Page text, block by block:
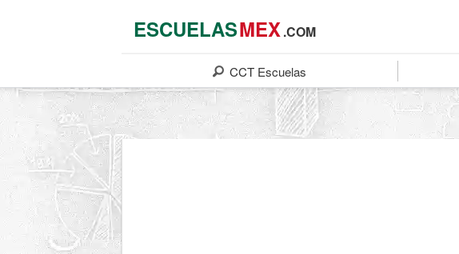
ESCUELASMEX.COM
CCT Escuelas